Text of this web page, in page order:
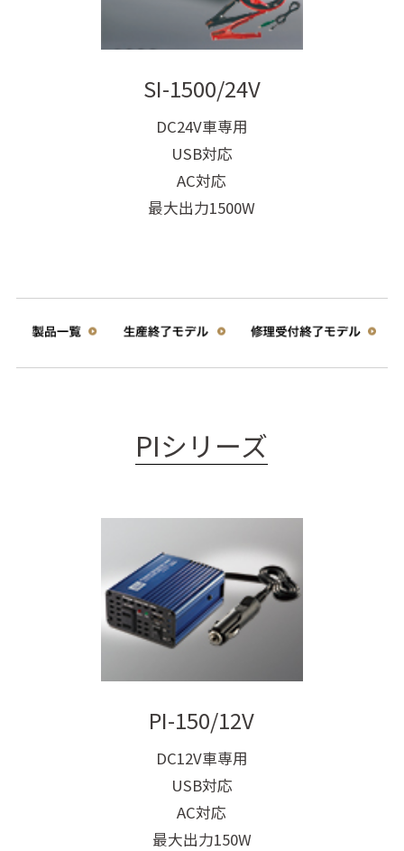
SI-1500/24V
DC24V車専用
USB対応
AC対応
最大出力1500W
PIシリーズ
PI-150/12V
DC12V車専用
USB対応
AC対応
最大出力150W